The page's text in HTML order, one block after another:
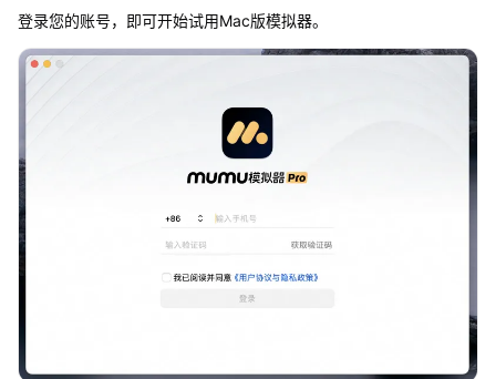
登录您的账号，即可开始试用Mac版模拟器。